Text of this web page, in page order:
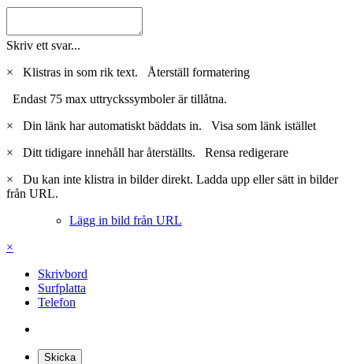
Skriv ett svar...
×
Klistras in som rik text. Återställ formatering
Endast 75 max uttryckssymboler är tillåtna.
×
Din länk har automatiskt bäddats in. Visa som länk istället
×
Ditt tidigare innehåll har återställts. Rensa redigerare
×
Du kan inte klistra in bilder direkt. Ladda upp eller sätt in bilder
från URL.
Lägg in bild från URL
×
Skrivbord
Surfplatta
Telefon
Skicka